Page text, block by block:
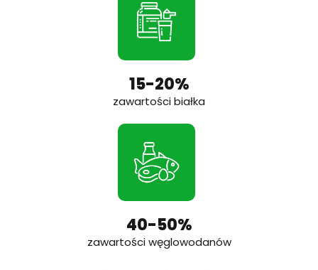
15-20%
zawartości białka
40-50%
zawartości węglowodanów